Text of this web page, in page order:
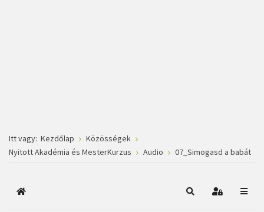
Itt vagy: Kezdőlap
Közösségek
Nyitott Akadémia és MesterKurzus
Audio 07_Simogasd a babát
Főoldal Keresés